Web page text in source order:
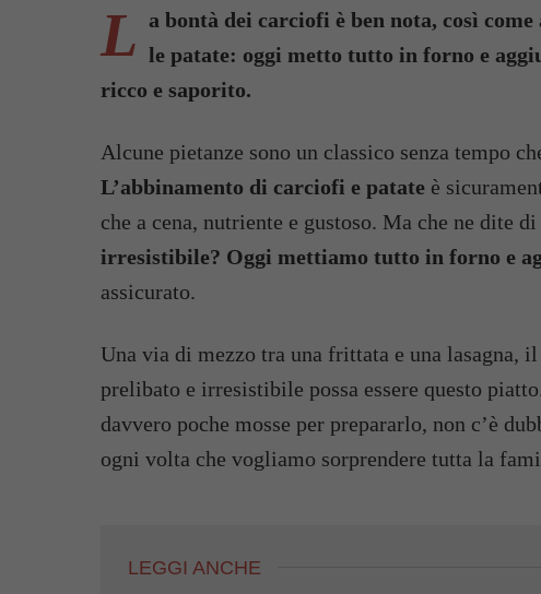
L a bontà dei carciofi è ben nota, così
le patate: oggi metto tutto in forno e
ricco e saporito.
Alcune pietanze sono un classico senza tempo
L’abbinamento di carciofi e patate è
che a cena, nutriente e gustoso. Ma che ne dite
irresistibile? Oggi mettiamo tutto in forno e
assicurato.
Una via di mezzo tra una frittata e una lasagna,
prelibato e irresistibile possa essere questo
davvero poche mosse per prepararlo, non c’è
ogni volta che vogliamo sorprendere tutta la
LEGGI ANCHE